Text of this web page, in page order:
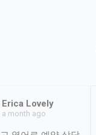
Erica Lovely
a month ago